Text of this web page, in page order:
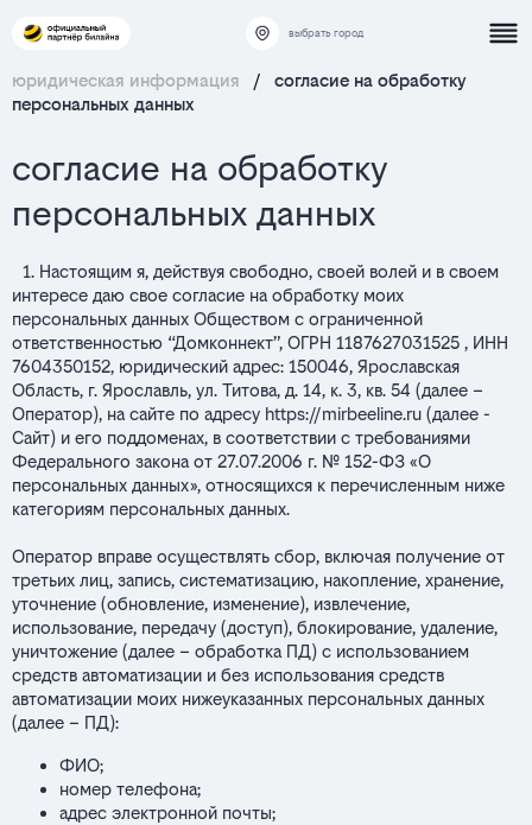
выбрать город
юридическая информация /
согласие на обработку
персональных данных
согласие на обработку
персональных данных
текст
согласия
1. Настоящим я, действуя свободно, своей волей и в своем
интересе даю свое согласие на обработку моих
персональных данных Обществом с ограниченной
ответственностью “Домконнект”, ОГРН 1187627031525 , ИНН
7604350152, юридический адрес: 150046, Ярославская
Область, г. Ярославль, ул. Титова, д. 14, к. 3, кв. 54 (далее –
Оператор), на сайте по адресу https://mirbeeline.ru (далее -
Сайт) и его поддоменах, в соответствии с требованиями
Федерального закона от 27.07.2006 г. № 152-ФЗ «О
персональных данных», относящихся к перечисленным ниже
категориям персональных данных.
Оператор вправе осуществлять сбор, включая получение от
третьих лиц, запись, систематизацию, накопление, хранение,
уточнение (обновление, изменение), извлечение,
использование, передачу (доступ), блокирование, удаление,
уничтожение (далее – обработка ПД) с использованием
средств автоматизации и без использования средств
автоматизации моих нижеуказанных персональных данных
(далее – ПД):
ФИО;
номер телефона;
адрес электронной почты;